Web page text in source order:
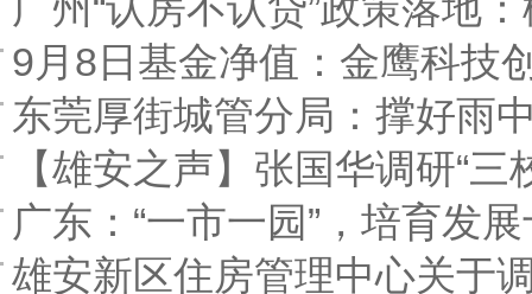
9月8日基金净值：金鹰科技
东莞厚街城管分局：撑好雨
【雄安之声】张国华调研“三
广东：“一市一园”，培育发
雄安新区住房管理中心关于